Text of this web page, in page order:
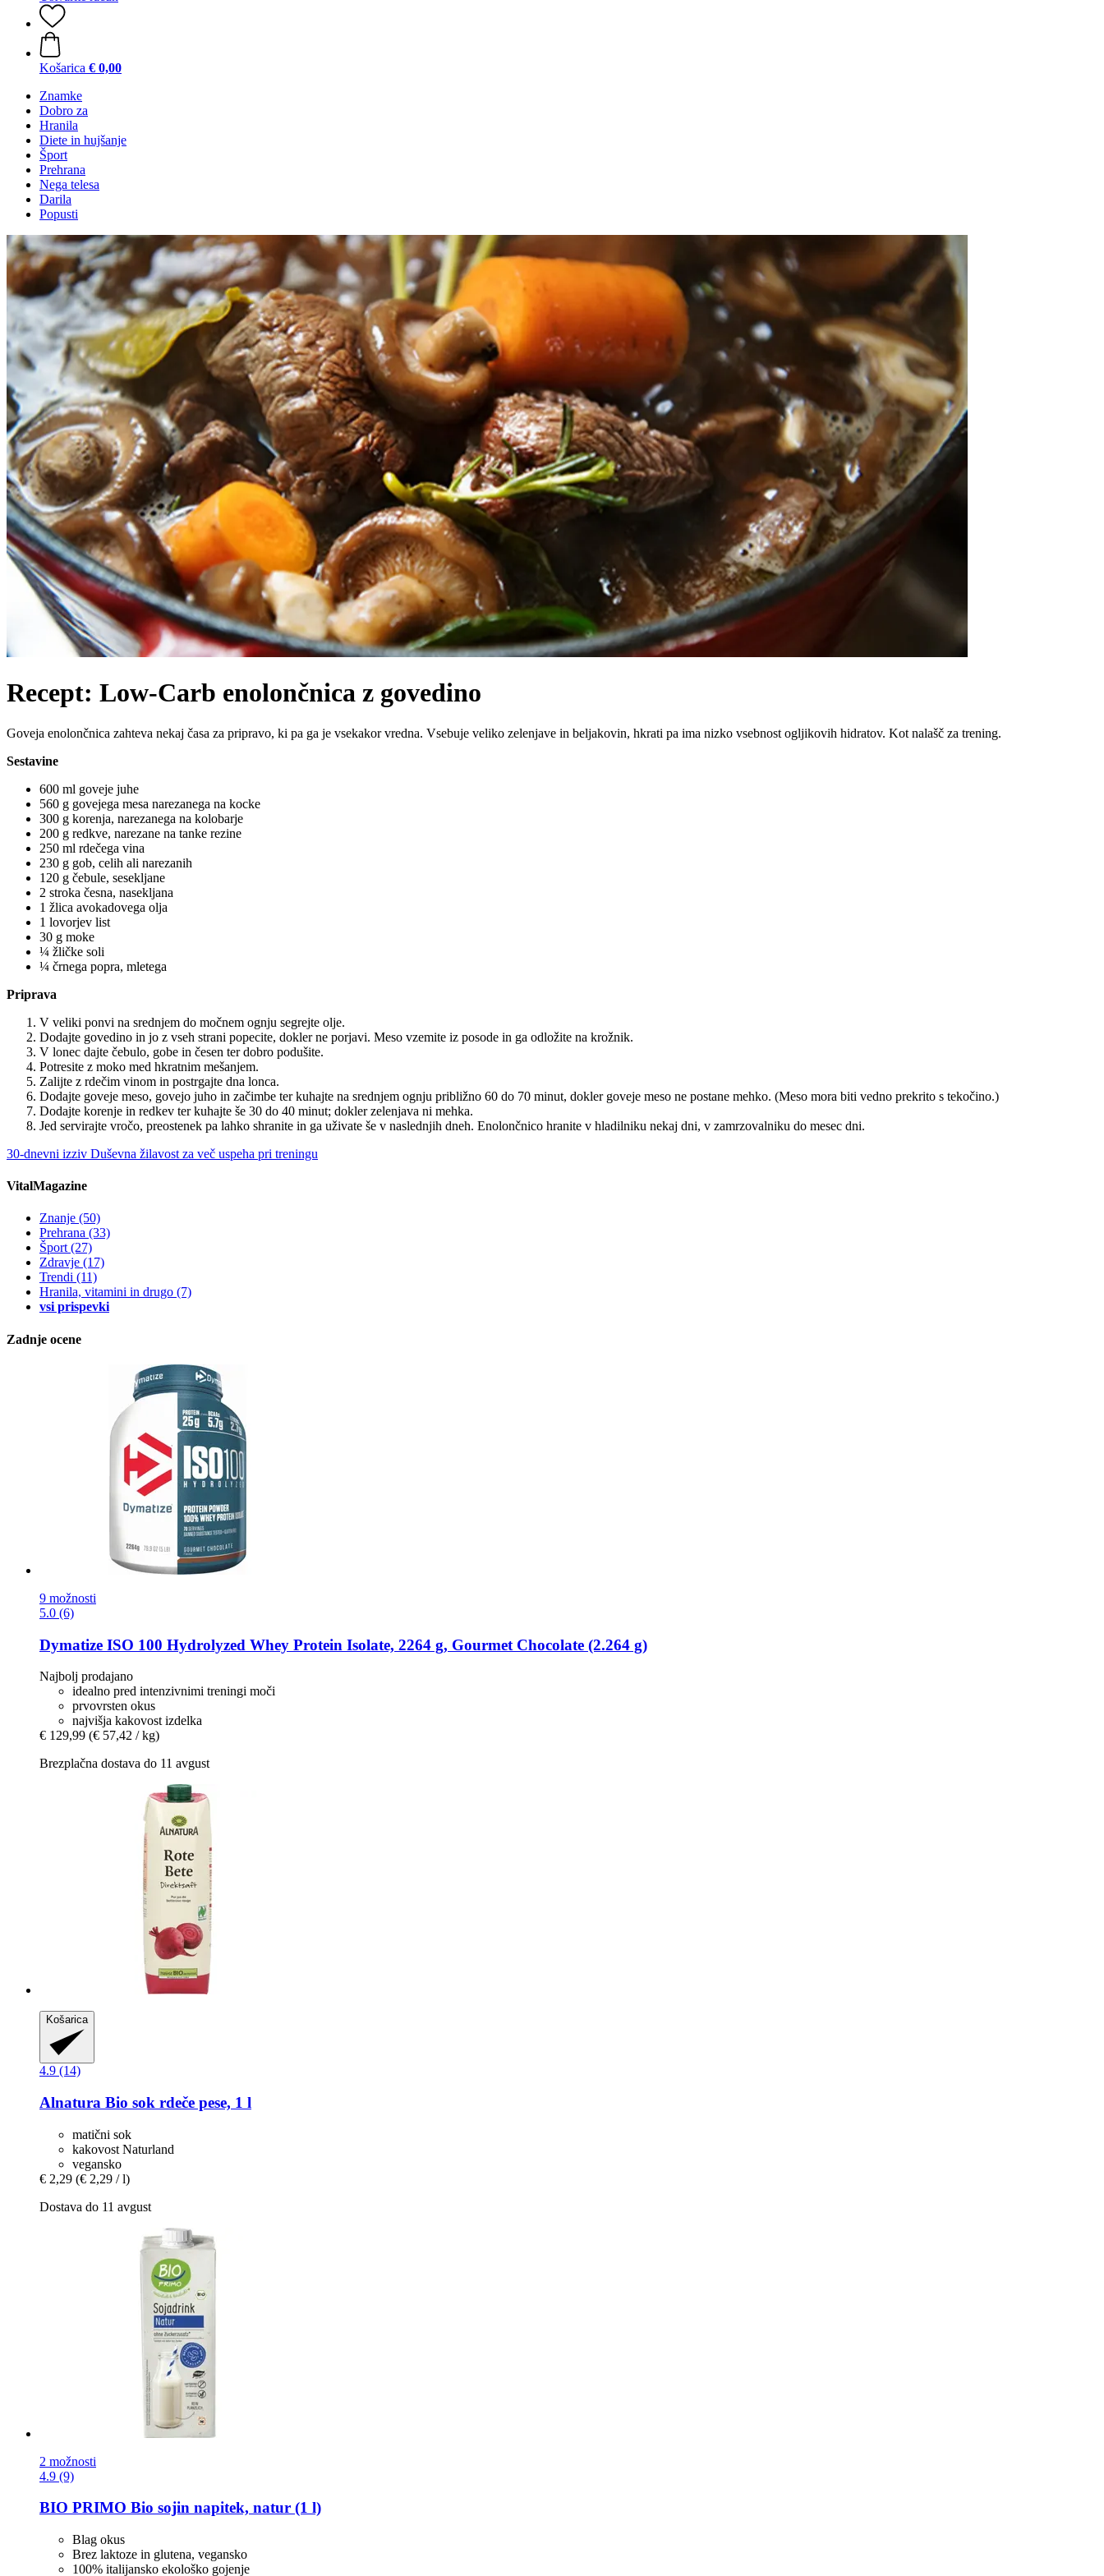
Košarica € 0,00
Znamke
Dobro za
Hranila
Diete in hujšanje
Šport
Prehrana
Nega telesa
Darila
Popusti
Recept: Low-Carb enolončnica z govedino
Goveja enolončnica zahteva nekaj časa za pripravo, ki pa ga je vsekakor vredna. Vsebuje veliko zelenjave in beljakovin, hkrati pa ima nizko vsebnost ogljikovih hidratov. Kot nalašč za trening.
Sestavine
600 ml goveje juhe
560 g govejega mesa narezanega na kocke
300 g korenja, narezanega na kolobarje
200 g redkve, narezane na tanke rezine
250 ml rdečega vina
230 g gob, celih ali narezanih
120 g čebule, sesekljane
2 stroka česna, nasekljana
1 žlica avokadovega olja
1 lovorjev list
30 g moke
¼ žličke soli
¼ črnega popra, mletega
Priprava
V veliki ponvi na srednjem do močnem ognju segrejte olje.
Dodajte govedino in jo z vseh strani popecite, dokler ne porjavi. Meso vzemite iz posode in ga odložite na krožnik.
V lonec dajte čebulo, gobe in česen ter dobro podušite.
Potresite z moko med hkratnim mešanjem.
Zalijte z rdečim vinom in postrgajte dna lonca.
Dodajte goveje meso, govejo juho in začimbe ter kuhajte na srednjem ognju približno 60 do 70 minut, dokler goveje meso ne postane mehko. (Meso mora biti vedno prekrito s tekočino.)
Dodajte korenje in redkev ter kuhajte še 30 do 40 minut; dokler zelenjava ni mehka.
Jed servirajte vročo, preostenek pa lahko shranite in ga uživate še v naslednjih dneh. Enolončnico hranite v hladilniku nekaj dni, v zamrzovalniku do mesec dni.
30-dnevni izziv Duševna žilavost za več uspeha pri treningu
VitalMagazine
Znanje (50)
Prehrana (33)
Šport(27)
Zdravje (17)
Trendi (11)
Hranila, vitamini in drugo (7)
vsi prispevki
Zadnje ocene
9 možnosti
5.0 (6)
Dymatize ISO 100 Hydrolyzed Whey Protein Isolate, 2264 g, Gourmet Chocolate (2.264 g)
Najbolj prodajano
idealno pred intenzivnimi treningi moči
prvovrsten okus
najvišja kakovost izdelka
€ 129,99 (€ 57,42 / kg)
Brezplačna dostava do 11 avgust
Košarica
4.9 (14)
Alnatura Bio sok rdeče pese, 1 l
matični sok
kakovost Naturland
vegansko
€ 2,29 (€ 2,29 / l)
Dostava do 11 avgust
2 možnosti
4.9 (9)
BIO PRIMO Bio sojin napitek, natur (1 l)
Blag okus
Brez laktoze in glutena, vegansko
100% italijansko ekološko gojenje